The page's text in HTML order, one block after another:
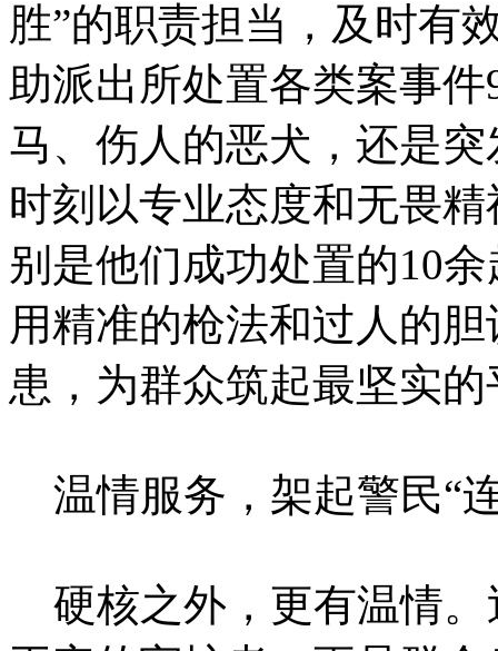
胜”的职责担当，及时有
助派出所处置各类案事
马、伤人的恶犬，还是
时刻以专业态度和无畏
别是他们成功处置的10
用精准的枪法和过人的
患，为群众筑起最坚实
温情服务，架起警民“
硬核之外，更有温情。